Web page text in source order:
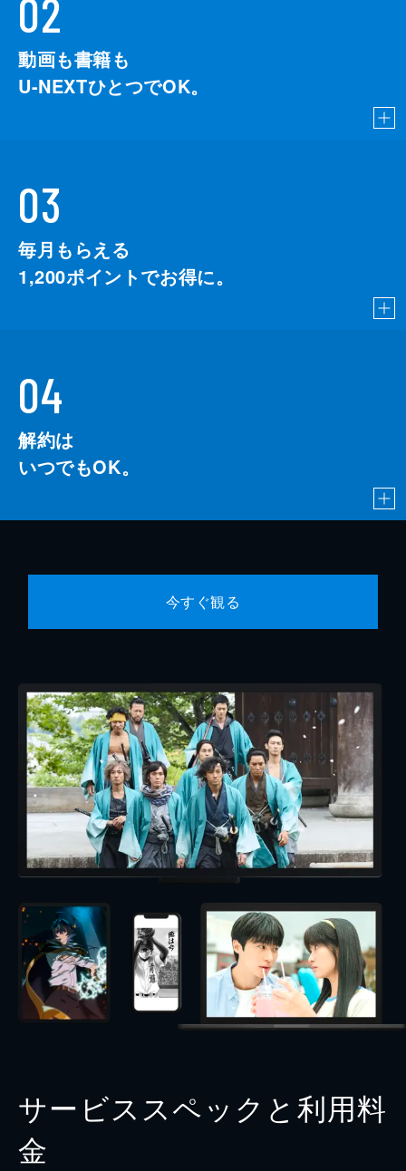
02
動画も書籍も
U-NEXTひとつでOK。
03
毎月もらえる
1,200ポイントでお得に。
04
解約は
いつでもOK。
今すぐ観る
サービススペックと利用料
金